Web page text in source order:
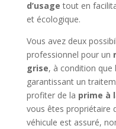
d’usage tout en
et écologique.
Vous avez deux
professionnel pour un
grise, à condition que
garantissant un
profiter de la prime à
vous êtes propriétaire
véhicule est assuré,